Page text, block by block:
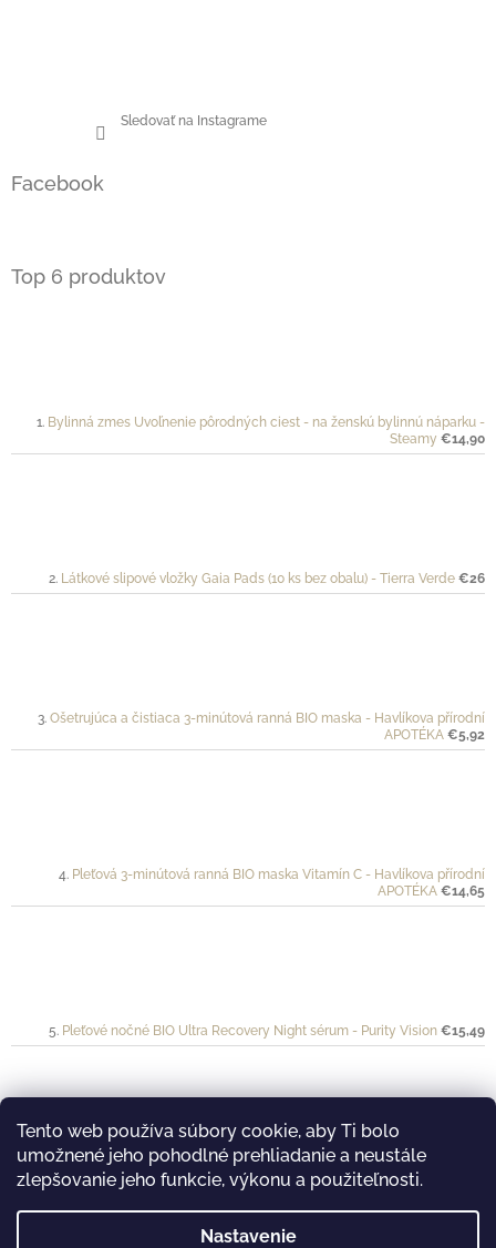
Tento web používa súbory cookie, aby Ti bolo
umožnené jeho pohodlné prehliadanie a neustále
zlepšovanie jeho funkcie, výkonu a použiteľnosti.
Nastavenie
Sledovať na Instagrame
Facebook
Top 6 produktov
Bylinná zmes Uvoľnenie pôrodných ciest - na ženskú bylinnú náparku -
Steamy €14,90
Látkové slipové vložky Gaia Pads (10 ks bez obalu) - Tierra Verde €26
Ošetrujúca a čistiaca 3-minútová ranná BIO maska - Havlíkova přírodní
APOTÉKA €5,92
Pleťová 3-minútová ranná BIO maska Vitamín C - Havlíkova přírodní
APOTÉKA €14,65
Pleťové nočné BIO Ultra Recovery Night sérum - Purity Vision €15,49
Ochranný krém pre športovkyne a športovcov VÉLO - Mylo
࿔ Nakukni aj na náš Youtube kanál...